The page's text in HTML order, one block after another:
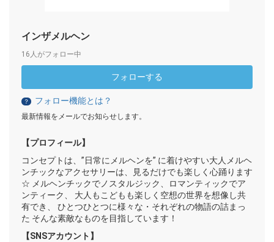
インザメルヘン
16人がフォロー中
フォローする
？ フォロー機能とは？
最新情報をメールでお知らせします。
【プロフィール】
コンセプトは、”日常にメルヘンを” に着けやすい大人メルヘ
ンチックなアクセサリーは、見るだけでも楽しく心踊ります
☆ メルヘンチックでノスタルジック、ロマンティックでア
ンティーク、 大人もこどもも楽しく空想の世界を想像し共
有でき、 ひとつひとつに様々な・それぞれの物語の詰まっ
た そんな素敵なものを目指しています！
【SNSアカウント】